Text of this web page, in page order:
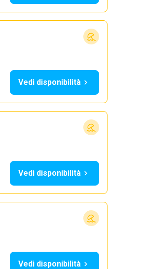
Vedi disponibilità
Vedi disponibilità
Vedi disponibilità